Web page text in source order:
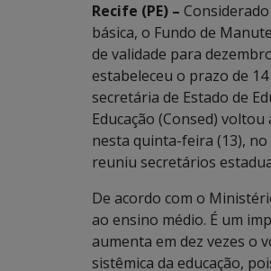
Recife (PE) –
básica, o Fundo de
de validade para
estabeleceu o prazo de
secretária de Estado de
Educação (Consed)
nesta quinta-feira (13),
reuniu secretários
De acordo com o
ao ensino médio. É um
aumenta em dez vezes o
sistêmica da educação,